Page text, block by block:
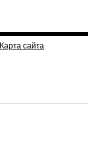
Карта сайта